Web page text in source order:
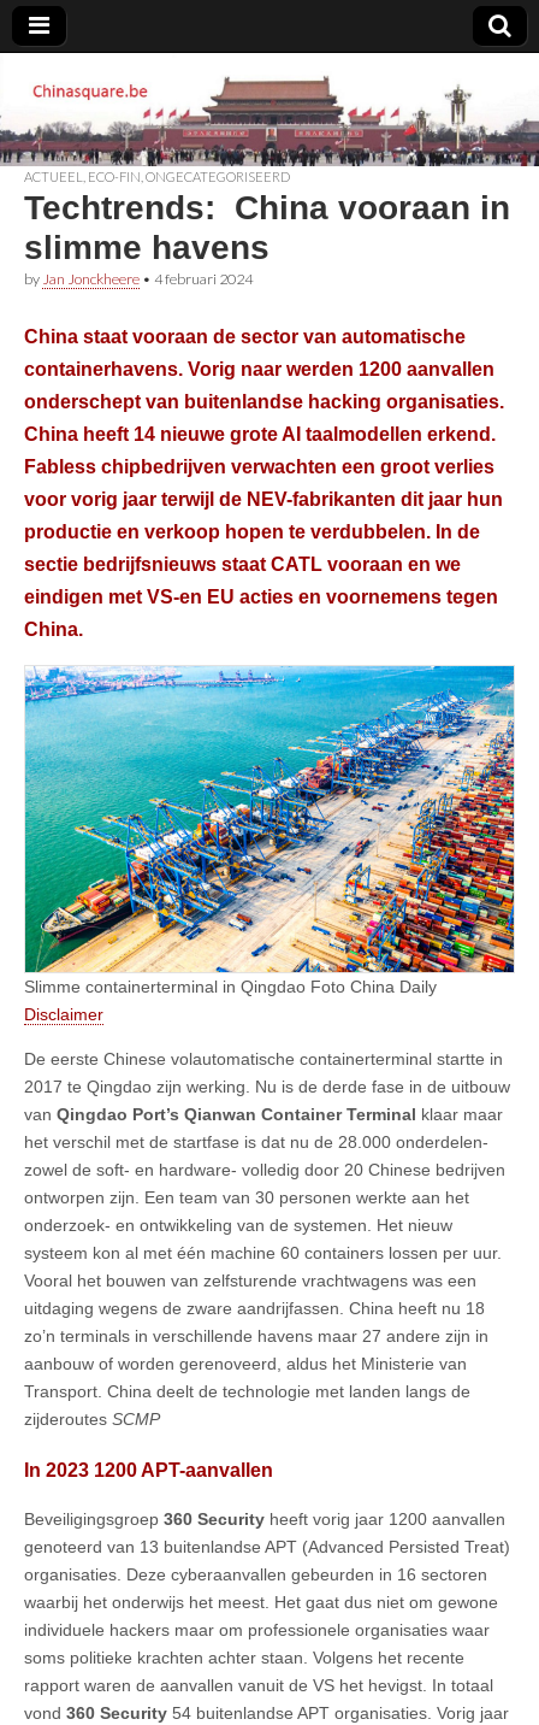
Chinasquare.be
ACTUEEL ECO-FIN ONGECATEGORISEERD
Techtrends: China vooraan in
slimme havens
by Jan Jonckheere • 4 februari 2024
China staat vooraan de sector van automatische
containerhavens. Vorig naar werden 1200 aanvallen
onderschept van buitenlandse hacking organisaties.
China heeft 14 nieuwe grote AI taalmodellen erkend.
Fabless chipbedrijven verwachten een groot verlies
voor vorig jaar terwijl de NEV-fabrikanten dit jaar hun
productie en verkoop hopen te verdubbelen. In de
sectie bedrijfsnieuws staat CATL vooraan en we
eindigen met VS-en EU acties en voornemens tegen
China.
Slimme containerterminal in Qingdao Foto China Daily
Disclaimer
De eerste Chinese volautomatische containerterminal startte in
2017 te Qingdao zijn werking. Nu is de derde fase in de uitbouw
van Qingdao Port’s Qianwan Container Terminal klaar maar
het verschil met de startfase is dat nu de 28.000 onderdelen-
zowel de soft- en hardware- volledig door 20 Chinese bedrijven
ontworpen zijn. Een team van 30 personen werkte aan het
onderzoek- en ontwikkeling van de systemen. Het nieuw
systeem kon al met één machine 60 containers lossen per uur.
Vooral het bouwen van zelfsturende vrachtwagens was een
uitdaging wegens de zware aandrijfassen. China heeft nu 18
zo’n terminals in verschillende havens maar 27 andere zijn in
aanbouw of worden gerenoveerd, aldus het Ministerie van
Transport. China deelt de technologie met landen langs de
zijderoutes SCMP
In 2023 1200 APT-aanvallen
Beveiligingsgroep 360 Security heeft vorig jaar 1200 aanvallen
genoteerd van 13 buitenlandse APT (Advanced Persisted Treat)
organisaties. Deze cyberaanvallen gebeurden in 16 sectoren
waarbij het onderwijs het meest. Het gaat dus niet om gewone
individuele hackers maar om professionele organisaties waar
soms politieke krachten achter staan. Volgens het recente
rapport waren de aanvallen vanuit de VS het hevigst. In totaal
vond 360 Security 54 buitenlandse APT organisaties. Vorig jaar